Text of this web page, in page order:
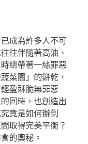
成為許多人不可
往伴隨著高油、
總帶著一絲罪惡
菜園」的餅乾，
盈酥脆無罪惡
同時，也創造出
竟是如何辦到
取得完美平衡？
的奧秘。